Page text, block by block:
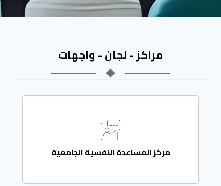
مراكز - لجان - واجهات
مركز المساعدة النفسية الجامعية